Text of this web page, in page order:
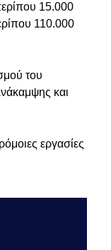
15.000
110.000
του
και
εργασίες